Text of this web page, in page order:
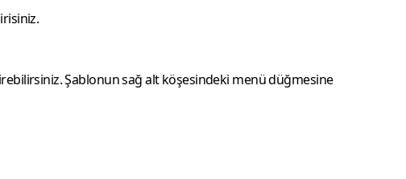
Şablonun sağ alt köşesindeki menü düğmesine